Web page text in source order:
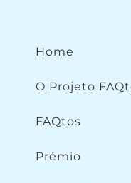
Home
O Projeto
FAQtos
Prémio